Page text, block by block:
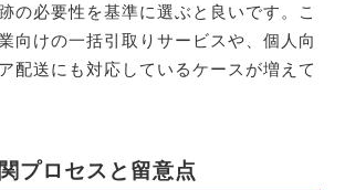
の必要性を基準に選ぶと良いです。こ
向けの一括引取りサービスや、個人向
配送にも対応しているケースが増えて
プロセスと留意点